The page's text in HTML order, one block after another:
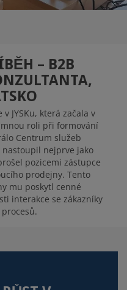
– B2B
JYSKu, která začala v
roli při formování
Centrum služeb
nastoupil nejprve jako
pozicemi zástupce
prodejny. Tento
mu poskytl cenné
interakce se zákazníky